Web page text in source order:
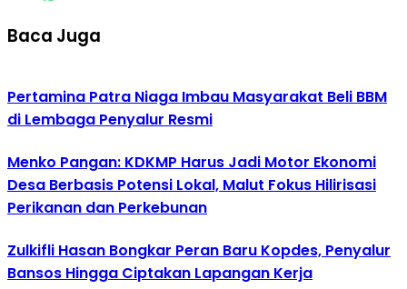
Baca Juga
Pertamina Patra Niaga Imbau Masyarakat Beli BBM
di Lembaga Penyalur Resmi
Menko Pangan: KDKMP Harus Jadi Motor Ekonomi
Desa Berbasis Potensi Lokal, Malut Fokus Hilirisasi
Perikanan dan Perkebunan
Zulkifli Hasan Bongkar Peran Baru Kopdes, Penyalur
Bansos Hingga Ciptakan Lapangan Kerja